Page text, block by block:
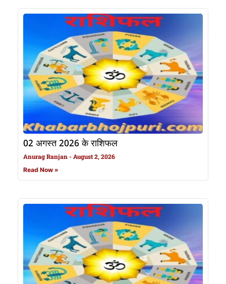
02 अगस्त 2026 के राशिफल
Anurag Ranjan August 2, 2026
Read Now »